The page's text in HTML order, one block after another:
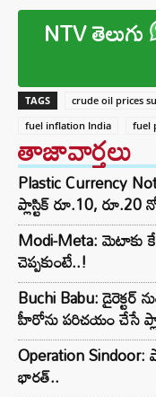
NTV తెలుగు
TAGS crude oil prices
fuel inflation India
fuel
తాజావార్తలు
Plastic Currency
ప్లాస్టిక్ రూ.10, రూ.20
Modi-Meta: మెటాకు
చెప్పకుంటే..!
Buchi Babu: డైరెక్టర్
హీరోను పరిచయం చేసే
Operation Sindoor:
భారత్..